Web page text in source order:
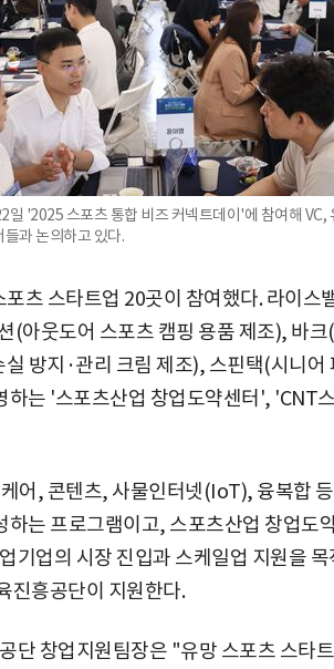
일 '2025 스포츠 통합 비즈 커넥트데이'에 참여해 VC,
과 논의하고 있다.
츠 스타트업 20곳이 참여했다. 라이스
(아웃도어 스포츠 캠핑 용품 제조), 바크
방지·관리 크림 제조), 스핀택(시니어
하는 '스포츠산업 창업도약센터', 'CNT
어, 콘텐츠, 사물인터넷(IoT), 융복합
하는 프로그램이고, 스포츠산업 창업도
기업의 시장 진입과 스케일업 지원을
진흥공단이 지원한다.
단 창업지원팀장은 "유망 스포츠 스타